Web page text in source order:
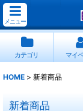
メニュー
カテゴリ マイ
HOME > 新着商品
新着商品